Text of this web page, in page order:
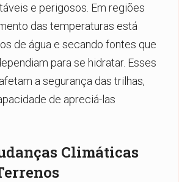
e perigosos. Em regiões
das temperaturas está
de água e secando fontes que
para se hidratar. Esses
a segurança das trilhas,
de apreciá-las
Climáticas